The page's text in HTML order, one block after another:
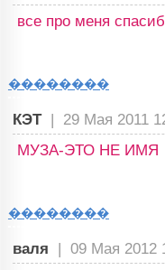
все про меня
��������
КЭТ | 29 Мая 2011
МУЗА-ЭТО НЕ ИМЯ
��������
валя | 09 Мая 2012